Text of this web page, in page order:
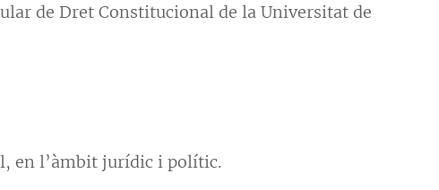
de Dret Constitucional de la Universitat de
en l’àmbit jurídic i polític.